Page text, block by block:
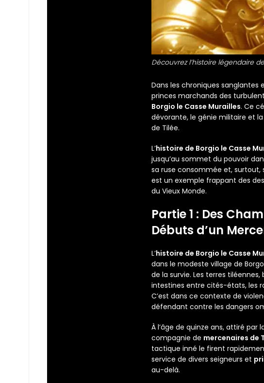
Découvrez l’histoire légendaire
Dans les chroniques sanglantes
princes marchands des
Borgio le Casse Murailles. Ce
dévorante, le génie militaire et
de Tilée.
L’histoire de Borgio le Casse
jusqu’au sommet du pouvoir
sa ruse consommée et, surtout,
est un exemple frappant des
du Vieux Monde.
Partie 1 : Des
Débuts d’un
L’histoire de Borgio le Casse
dans le modeste village de
de la survie. Les terres
intestines entre cités-états, les
C’est dans ce contexte de
défendant contre les dangers
À l’âge de quinze ans, attiré par
compagnie de mercenaires de
tactique inné le firent
service de divers seigneurs et
au-delà.